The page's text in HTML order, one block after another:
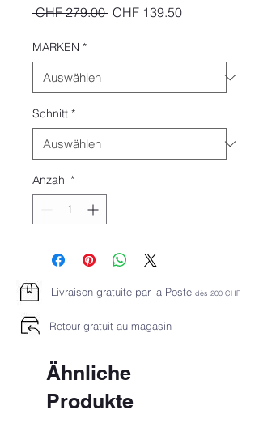
CHF 279.00 Standardpreis
CHF 139.50Sale-
MARKEN *
Schnitt *
Anzahl *
Livraison gratuite par la Poste dès 200 CHF
Retour gratuit au magasin
Ähnliche
Produkte